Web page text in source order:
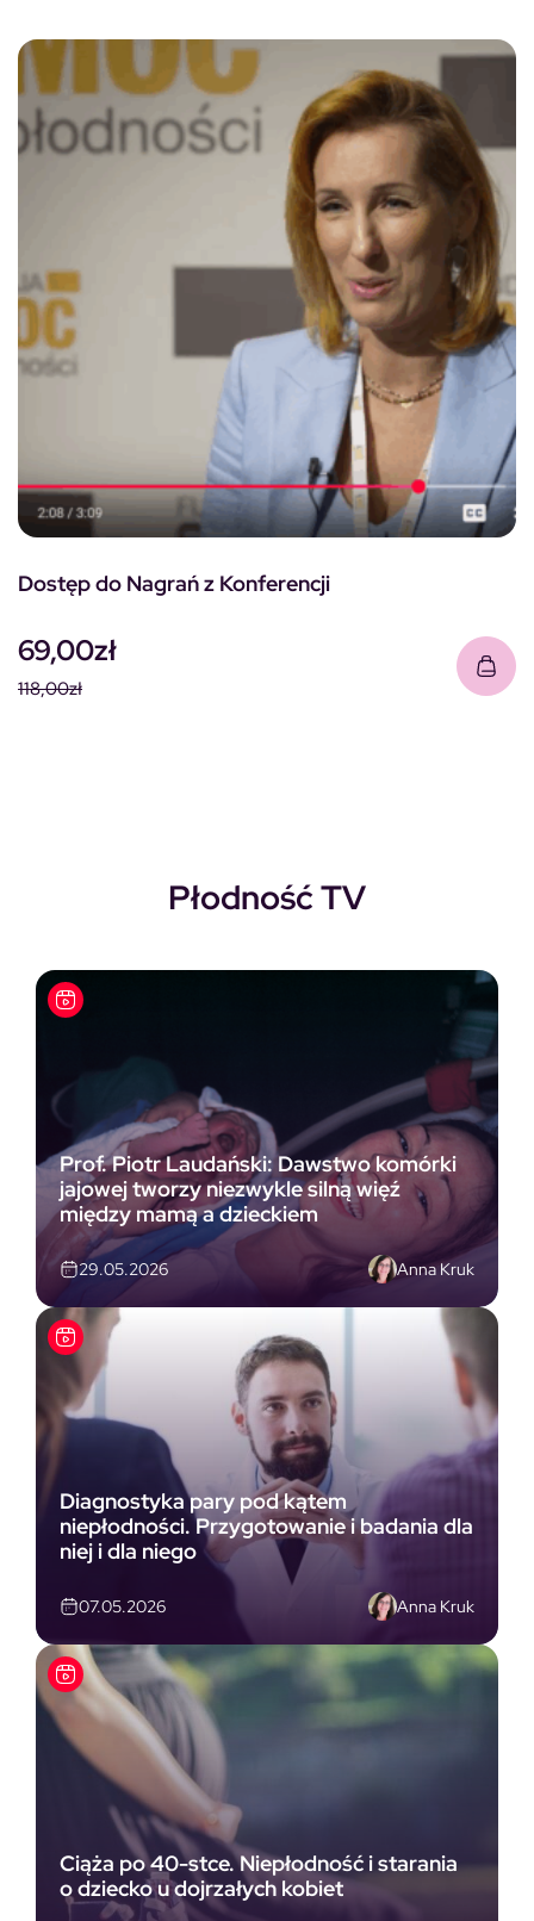
Dostęp do Nagrań z Konferencji
118,00zł
69,00zł
Płodność TV
Prof. Piotr Laudański: Dawstwo komórki
jajowej tworzy niezwykle silną więź
między mamą a dzieckiem
29.05.2026 Anna Kruk
Diagnostyka pary pod kątem
niepłodności. Przygotowanie i badania dla
niej i dla niego
07.05.2026 Anna Kruk
Ciąża po 40-stce. Niepłodność i starania
o dziecko u dojrzałych kobiet